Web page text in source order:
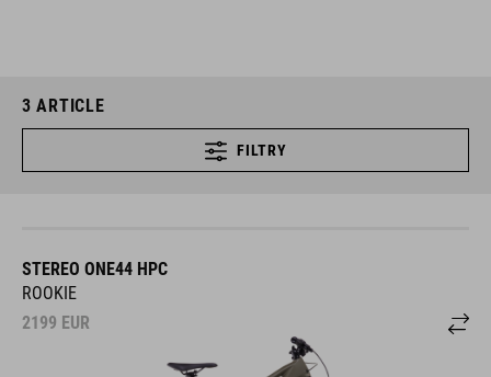
3 ARTICLE
FILTRY
STEREO ONE44 HPC
ROOKIE
2199 EUR